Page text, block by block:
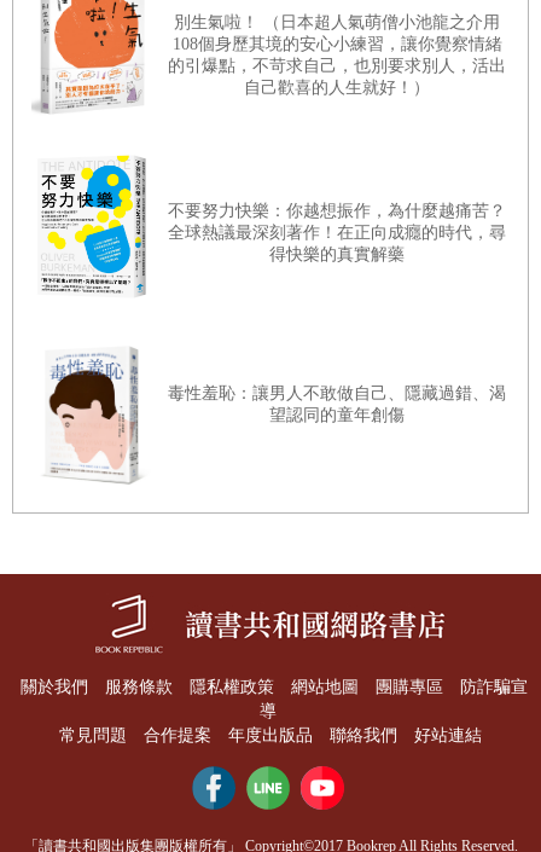
剛剛經歷的複雜心理創傷中復原。我的身體在這裡，但我的心理、情
緒以及精神完全斷電，現在處於一種保護模式。
我記得自己從警車走出來，在停車場踱步，雖然清楚那個地方不是我
裡。經過漫長而昏沉的掙扎，摩根說服我走進去，我毫無知覺。我簽
字進去，以為我也可以簽字出來，完全不知道自己簽的是什麼。和幾
位員工談過之後，摩根把我留在那裡。那個地方的空間大小、顏色、
氣味，人們的名字、長相，這些細節我都沒什麼記憶。有人帶我走到
如此。有扇門把我關進去，裡面有張床，我全身緊繃蜷縮在床上。
恐怖的事來得很快。
我可以聽到遠處傳來拖把使勁在地板摩擦、甩動所發出的沉悶聲響，
大，就在我的門外。她們的笑聲一直在我腦中迴盪。我把身子縮得更
緊，閉上眼睛，試圖就此消失。沒有解脫的感覺。我非常害怕，而且
完全獨自一人。祈禱沒有得到回應，陪伴我的只有恐懼。像我這樣躲
在門後的其他人，他們驚慌而嗚嗚咽咽的哭泣聲從未停止，隨著折騰
到了隔天，既沒有休息到，腦袋也昏昏沉沉，但我不再完全麻木無
感。我知道自己需要療傷、平靜、治療、食物、休息和復原。我需要
受到照顧，前一晚草率選擇去最近的地方顯然不是正確的決定。腦袋
別生氣啦！ （日本超人氣萌僧小池龍之介用
108個身歷其境的安心小練習，讓你覺察情緒
的引爆點，不苛求自己，也別要求別人，活出
自己歡喜的人生就好！）
不要努力快樂：你越想振作，為什麼越痛苦？
全球熱議最深刻著作！在正向成癮的時代，尋
得快樂的真實解藥
毒性羞恥：讓男人不敢做自己、隱藏過錯、渴
望認同的童年創傷
關於我們 服務條款 隱私權政策 網站地圖 團購專區
防詐騙宣
導
常見問題
合作提案 年度出版品 聯絡我們 好站連結
「讀書共和國出版集團版權所有」 Copyright©2017 Bookrep All Rights Reserved.